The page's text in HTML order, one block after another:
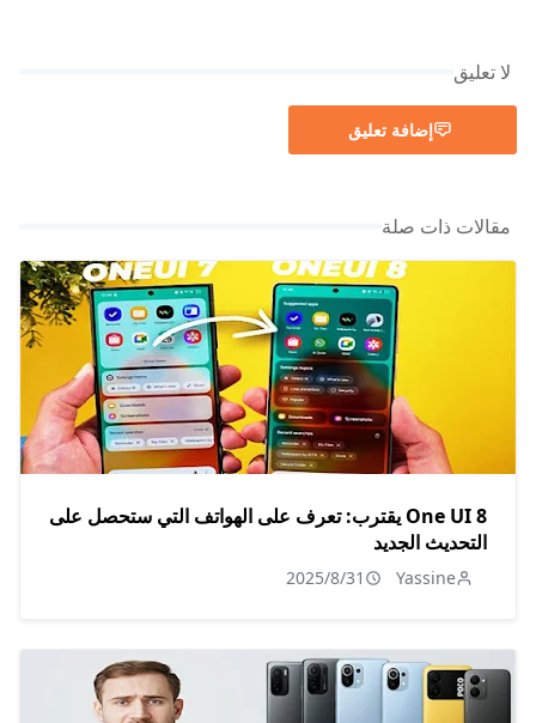
لا تعليق
إضافة تعليق
مقالات ذات صلة
One UI 8 يقترب: تعرف على الهواتف التي ستحصل على
التحديث الجديد
Yassine
2025/8/31